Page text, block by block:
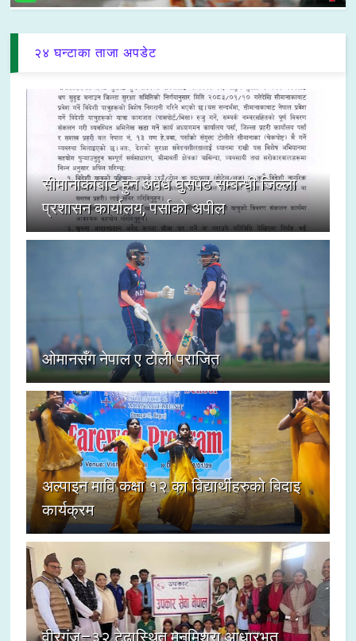
२४ घन्टाका ताजा अपडेट
सीमानाकाबाट हुने अवैध घुसपैठ सम्बन्धी जिल्ला
प्रशासन कार्यालय, पर्साको अपील
ओमानसँग नेपाल ए टोली पराजित
अल्पाइन मावि कक्षा १२ का विद्यार्थीहरुको बिदाइ
कार्यक्रम